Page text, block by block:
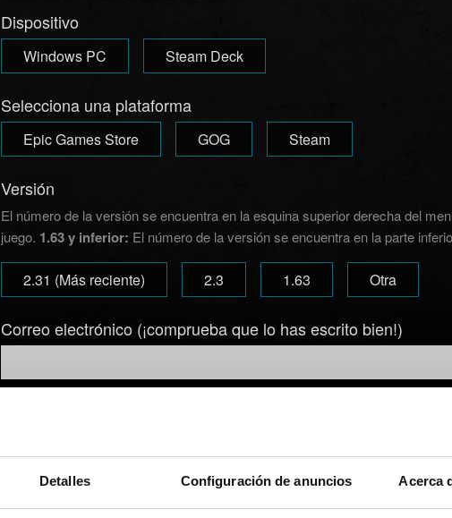
Detalles Configuración de anuncios Acerca
Dispositivo
Windows PC Steam Deck
Selecciona una plataforma
Epic Games Store GOG Steam
Versión
El número de la versión se encuentra en la esquina superior derecha del
juego. 1.63 y inferior: El número de la versión se encuentra en la parte
2.31 (Más reciente) 2.3 1.63 Otra
Correo electrónico (¡comprueba que lo has escrito bien!)